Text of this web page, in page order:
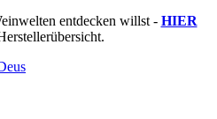
entdecken willst - HIER